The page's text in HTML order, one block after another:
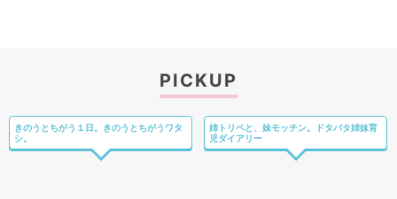
PICKUP
きのうとちがう１日。きのうとちがうワタ
シ。
姉トリペと、妹モッチン。ドタバタ姉妹育
児ダイアリー